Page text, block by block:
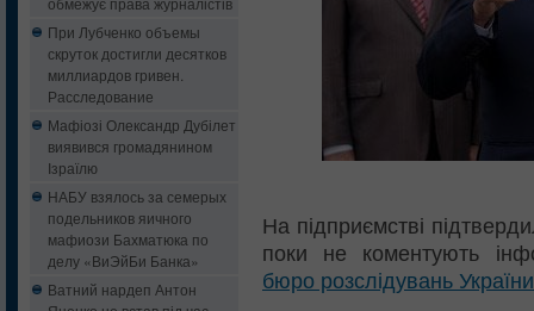
При Лубченко объемы
скруток достигли десятков
миллиардов гривен.
Расследование
Мафіозі Олександр Дубілет
виявився громадянином
Ізраїлю
НАБУ взялось за семерых
подельников яичного
мафиози Бахматюка по
делу «ВиЭйБи Банка»
Ватний нардеп Антон
На підприємстві
поки не коментують
бюро розслідувань України